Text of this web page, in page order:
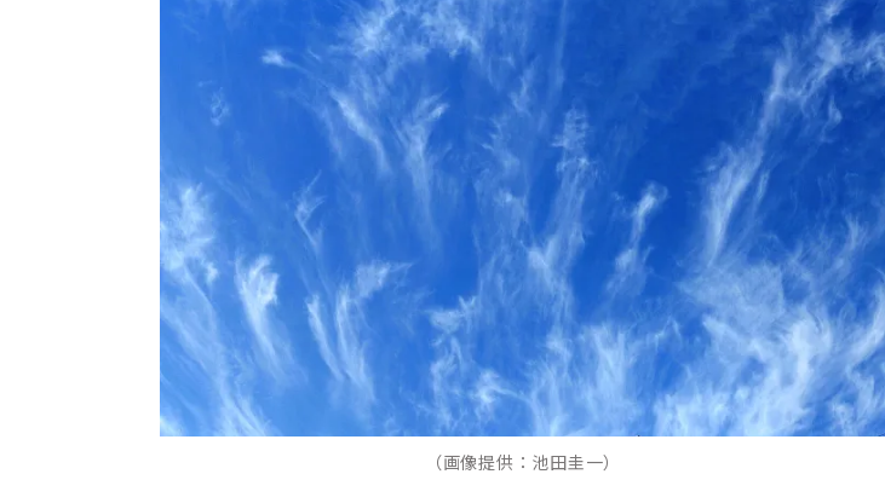
（画像提供：池田圭一）